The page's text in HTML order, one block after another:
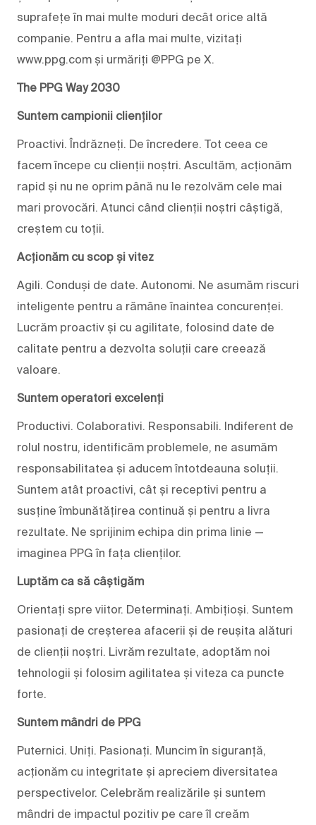
suprafețe în mai multe moduri decât orice altă
companie. Pentru a afla mai multe, vizitați
www.ppg.com și urmăriți @PPG pe X.
The PPG Way 2030
Suntem campionii clienților
Proactivi. Îndrăzneți. De încredere. Tot ceea ce
facem începe cu clienții noștri. Ascultăm, acționăm
rapid și nu ne oprim până nu le rezolvăm cele mai
mari provocări. Atunci când clienții noștri câștigă,
creștem cu toții.
Acționăm cu scop și vitez
Agili. Conduși de date. Autonomi. Ne asumăm riscuri
inteligente pentru a rămâne înaintea concurenței.
Lucrăm proactiv și cu agilitate, folosind date de
calitate pentru a dezvolta soluții care creează
valoare.
Suntem operatori excelenți
Productivi. Colaborativi. Responsabili. Indiferent de
rolul nostru, identificăm problemele, ne asumăm
responsabilitatea și aducem întotdeauna soluții.
Suntem atât proactivi, cât și receptivi pentru a
susține îmbunătățirea continuă și pentru a livra
rezultate. Ne sprijinim echipa din prima linie —
imaginea PPG în fața clienților.
Luptăm ca să câștigăm
Orientați spre viitor. Determinați. Ambițioși. Suntem
pasionați de creșterea afacerii și de reușita alături
de clienții noștri. Livrăm rezultate, adoptăm noi
tehnologii și folosim agilitatea și viteza ca puncte
forte.
Suntem mândri de PPG
Puternici. Uniți. Pasionați. Muncim în siguranță,
acționăm cu integritate și apreciem diversitatea
perspectivelor. Celebrăm realizările și suntem
mândri de impactul pozitiv pe care îl creăm